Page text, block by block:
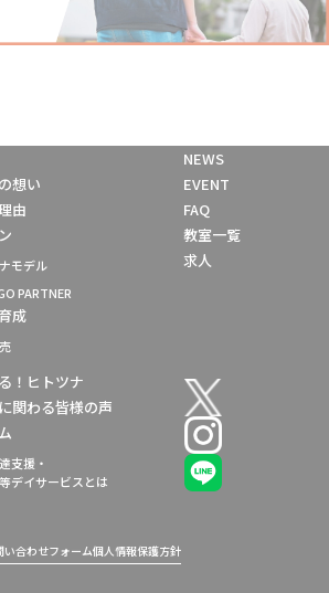
想い
由
モデル
PARTNER
成
！ヒトツナ
関わる皆様の声
支援・
デイサービスとは
NEWS
EVENT
FAQ
教室一覧
求人
い合わせフォーム個人情報保護方針